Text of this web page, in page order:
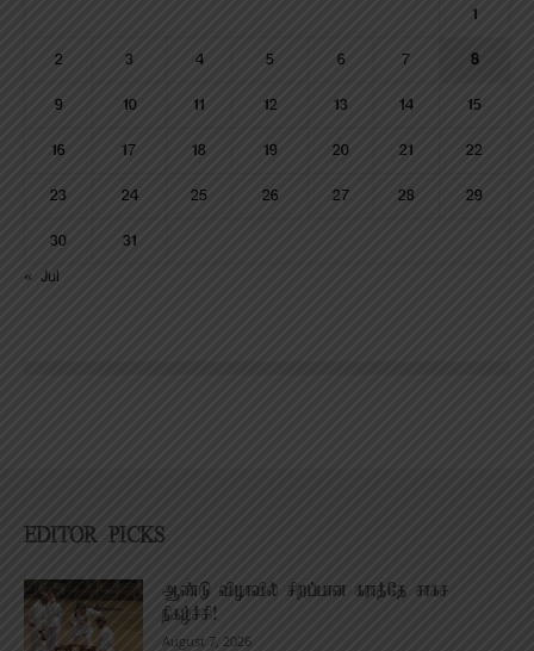
1
2 3 4 5 6 7 8
9 10 11 12 13 14 15
16 17 18 19 20 21 22
23 24 25 26 27 28 29
30
31
« Jul
EDITOR PICKS
ஆண்டு விழாவில் சிறப்பான கராத்தே சாகச
நிகழ்ச்சி!
August 7, 2026